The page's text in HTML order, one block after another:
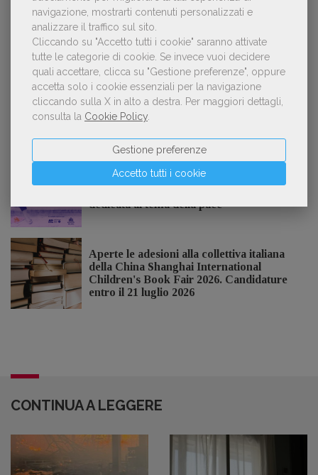
navigazione, mostrarti contenuti personalizzati e
analizzare il traffico sul sito.
Cliccando su "Accetto tutti i cookie" saranno attivate
tutte le categorie di cookie. Se invece vuoi decidere
quali accettare, clicca su "Gestione preferenze", oppure
accetta solo i cookie essenziali per la navigazione
cliccando sulla X in alto a destra. Per maggiori dettagli,
consulta la Cookie Policy
Accetto tutti i cookie
Gestione preferenze
Kobo ha rifiutato il 45% dei testi ricevuti per
sospetto utilizzo dell’IA
NOTIZIE DALL'AIE
Il Premio Inge Feltrinelli apre le
dedicata al tema della pace
Aperte le adesioni alla collettiva italiana
della China Shanghai International
Children's Book Fair 2026. Candidature
entro il 21 luglio 2026
CONTINUA A LEGGERE